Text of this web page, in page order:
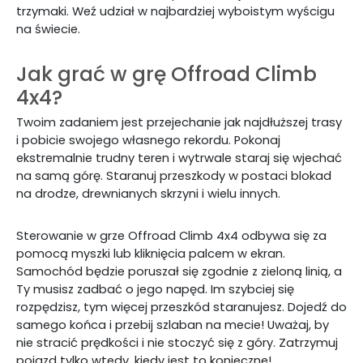
trzymaki. Weź udział w najbardziej wyboistym wyścigu
na świecie.
Jak grać w grę Offroad Climb
4x4?
Twoim zadaniem jest przejechanie jak najdłuższej trasy
i pobicie swojego własnego rekordu. Pokonaj
ekstremalnie trudny teren i wytrwale staraj się wjechać
na samą górę. Staranuj przeszkody w postaci blokad
na drodze, drewnianych skrzyni i wielu innych.
Sterowanie w grze Offroad Climb 4x4 odbywa się za
pomocą myszki lub kliknięcia palcem w ekran.
Samochód będzie poruszał się zgodnie z zieloną linią, a
Ty musisz zadbać o jego napęd. Im szybciej się
rozpędzisz, tym więcej przeszkód staranujesz. Dojedź do
samego końca i przebij szlaban na mecie! Uważaj, by
nie stracić prędkości i nie stoczyć się z góry. Zatrzymuj